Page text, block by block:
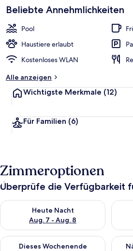
beliebt
b
r
e
Beliebte Annehmlichkeiten
Pool
Haustiere erlaubt
Kostenloses WLAN
Alle anzeigen
Wichtigste Merkmale (12)
Für Familien (6)
Zimmeroptionen
Überprüfe die Verfügbarkeit
Heute Nacht
Aug. 7 - Aug. 8
Überprüfe die Verfügbarkeit für
Dieses Wochenende
Überprüfe die Verfügbarkeit für